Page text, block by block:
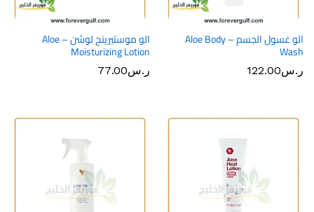
الو غسول الجسم – Aloe Body
Wash
ر.س122.00
الو موستيرينج لوشن – Aloe
Moisturizing Lotion
ر.س77.00